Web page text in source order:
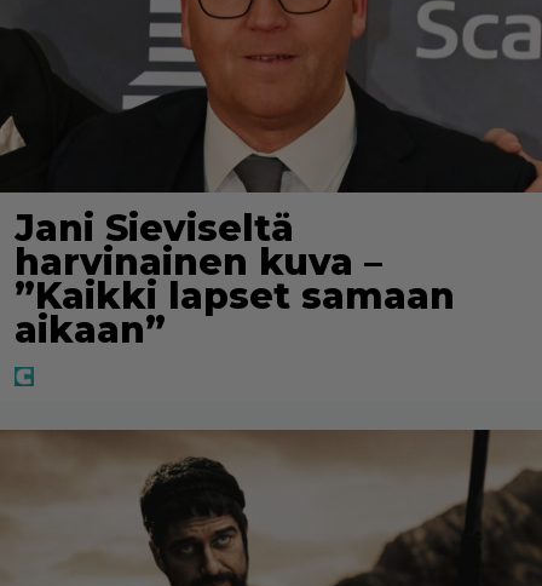
Jani Sieviseltä
harvinainen kuva –
”Kaikki lapset samaan
aikaan”